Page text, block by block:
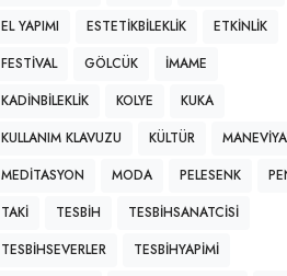
EL YAPIMI
ESTETIKBILEKLIK
ETKINLIK
FESTIVAL
GÖLCÜK
IMAME
KADINBILEKLIK
KOLYE
KUKA
KULLANIM KLAVUZU
KÜLTÜR
MEDITASYON
MODA PELESENK
TAKI
TESBIH
TESBIHSANATCISI
TESBIHSEVERLER
TESBIHYAPIMI